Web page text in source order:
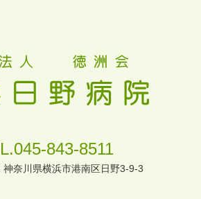
843-8511
神奈川県横浜市港南区日野3-9-3